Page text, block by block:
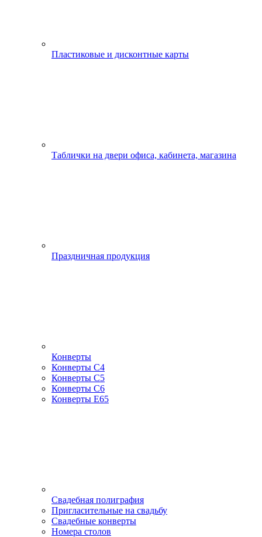
Пластиковые и дисконтные карты
Таблички на двери офиса, кабинета, магазина
Праздничная продукция
Конверты
Конверты С4
Конверты С5
Конверты С6
Конверты Е65
Свадебная полиграфия
Пригласительные на свадьбу
Свадебные конверты
Номера столов